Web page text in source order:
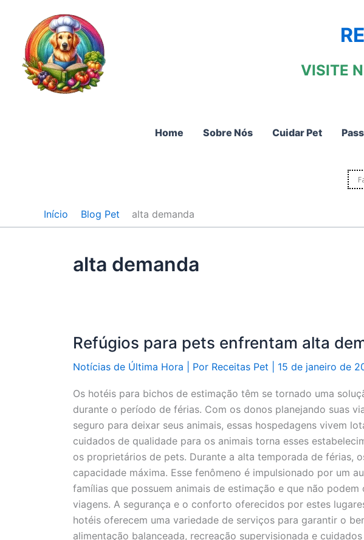
conteúdo
VISITE
Home Sobre Nós Cuidar Pet
Início Blog Pet alta demanda
alta demanda
Refúgios para pets enfrentam alta
Notícias de Última Hora | Por Receitas Pet 15 de janeiro de
Os hotéis para bichos de estimação têm se tornado uma
durante o período de férias. Com os donos planejando suas
seguro para deixar seus animais, essas hospedagens vivem
cuidados de qualidade para os animais torna esses
os proprietários de pets. Durante a alta temporada de férias,
capacidade máxima. Esse fenômeno é impulsionado por um
famílias que possuem animais de estimação e que não
viagens. A segurança e o conforto oferecidos por estes
hotéis oferecem uma variedade de serviços para garantir o
alimentação balanceada, recreação supervisionada e